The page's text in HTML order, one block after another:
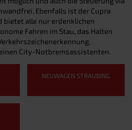
Ebenfalls ist der Cupra
bietet alle nur erdenklichen
Fahren im Stau, das Halten
City-Notbremsassistenten.
NEUWAGEN STRAUBING